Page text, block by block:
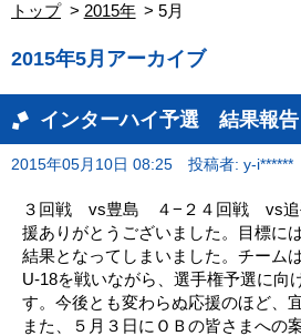
トップ 2015年 5月
2015年5月アーカイブ
インターハイ予選 結果報告
2015年05月10日 08:25 投稿者: y-i******
３回戦 vs豊島 ４−２４回戦 vs
援ありがとうございました。目標に
結果となってしまいました。チーム
U-18を戦いながら、選手権予選に向
す。今後とも変わらぬ応援のほど、
また、５月３日にＯＢの皆さまへの